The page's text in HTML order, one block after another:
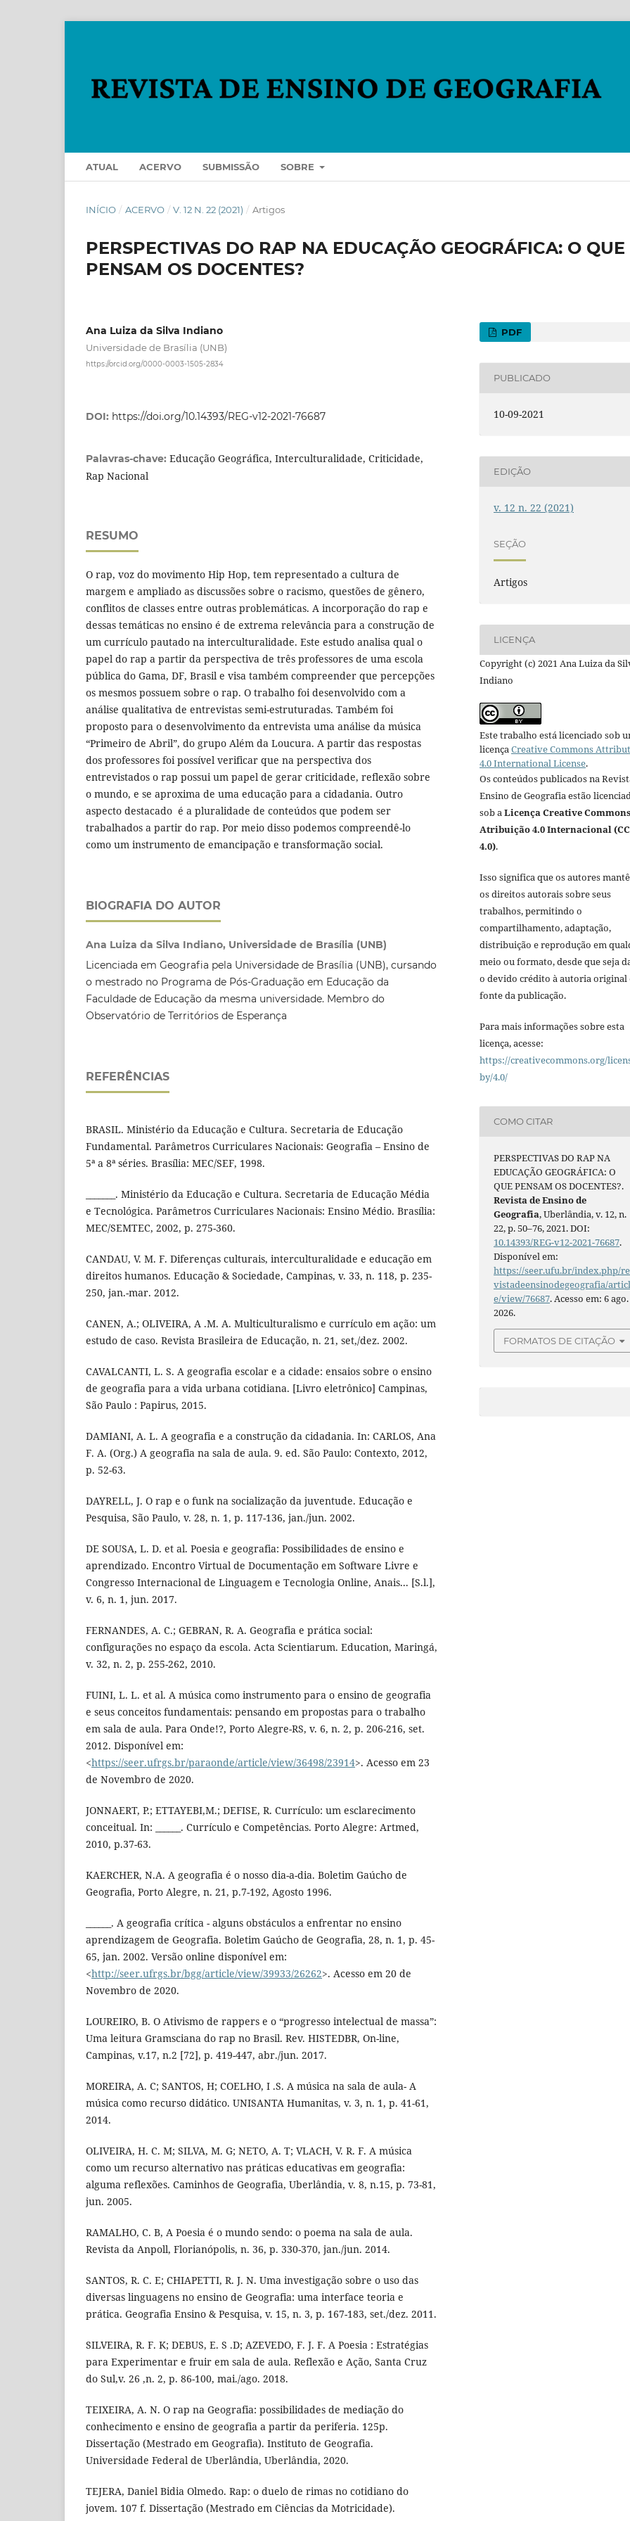
ATUAL ACERVO SUBMISSÃO SOBRE
INÍCIO / ACERVO / V. 12 N. 22 (2021) / Artigos
PERSPECTIVAS DO RAP NA EDUCAÇÃO GEOGRÁFICA: O QUE
PENSAM OS DOCENTES?
Ana Luiza da Silva Indiano
Universidade de Brasília (UNB)
https://orcid.org/0000-0003-1505-2834
DOI: https://doi.org/10.14393/REG-v12-2021-76687
Palavras-chave: Educação Geográfica, Interculturalidade, Criticidade,
Rap Nacional
RESUMO
O rap, voz do movimento Hip Hop, tem representado a cultura de
margem e ampliado as discussões sobre o racismo, questões de gênero,
conflitos de classes entre outras problemáticas. A incorporação do rap e
dessas temáticas no ensino é de extrema relevância para a construção de
um currículo pautado na interculturalidade. Este estudo analisa qual o
papel do rap a partir da perspectiva de três professores de uma escola
pública do Gama, DF, Brasil e visa também compreender que percepções
os mesmos possuem sobre o rap. O trabalho foi desenvolvido com a
análise qualitativa de entrevistas semi-estruturadas. Também foi
proposto para o desenvolvimento da entrevista uma análise da música
“Primeiro de Abril”, do grupo Além da Loucura. A partir das respostas
dos professores foi possível verificar que na perspectiva dos
entrevistados o rap possui um papel de gerar criticidade, reflexão sobre
o mundo, e se aproxima de uma educação para a cidadania. Outro
aspecto destacado é a pluralidade de conteúdos que podem ser
trabalhados a partir do rap. Por meio disso podemos compreendê-lo
como um instrumento de emancipação e transformação social.
BIOGRAFIA DO AUTOR
Ana Luiza da Silva Indiano, Universidade de Brasília (UNB)
Licenciada em Geografia pela Universidade de Brasília (UNB), cursando
o mestrado no Programa de Pós-Graduação em Educação da
Faculdade de Educação da mesma universidade. Membro do
Observatório de Territórios de Esperança
REFERÊNCIAS
BRASIL. Ministério da Educação e Cultura. Secretaria de Educação
Fundamental. Parâmetros Curriculares Nacionais: Geografia – Ensino de
5ª a 8ª séries. Brasília: MEC/SEF, 1998.
_______. Ministério da Educação e Cultura. Secretaria de Educação Média
e Tecnológica. Parâmetros Curriculares Nacionais: Ensino Médio. Brasília:
MEC/SEMTEC, 2002, p. 275-­360.
CANDAU, V. M. F. Diferenças culturais, interculturalidade e educação em
direitos humanos. Educação & Sociedade, Campinas, v. 33, n. 118, p. 235-
250, jan.-mar. 2012.
CANEN, A.; OLIVEIRA, A .M. A. Multiculturalismo e currículo em ação: um
estudo de caso. Revista Brasileira de Educação, n. 21, set,/dez. 2002.
CAVALCANTI, L. S. A geografia escolar e a cidade: ensaios sobre o ensino
de geografia para a vida urbana cotidiana. [Livro eletrônico] Campinas,
São Paulo : Papirus, 2015.
DAMIANI, A. L. A geografia e a construção da cidadania. In: CARLOS, Ana
F. A. (Org.) A geografia na sala de aula. 9. ed. São Paulo: Contexto, 2012,
p. 52-63.
DAYRELL, J. O rap e o funk na socialização da juventude. Educação e
Pesquisa, São Paulo, v. 28, n. 1, p. 117-136, jan./jun. 2002.
DE SOUSA, L. D. et al. Poesia e geografia: Possibilidades de ensino e
aprendizado. Encontro Virtual de Documentação em Software Livre e
Congresso Internacional de Linguagem e Tecnologia Online, Anais... [S.l.],
v. 6, n. 1, jun. 2017.
FERNANDES, A. C.; GEBRAN, R. A. Geografia e prática social:
configurações no espaço da escola. Acta Scientiarum. Education, Maringá,
v. 32, n. 2, p. 255-262, 2010.
FUINI, L. L. et al. A música como instrumento para o ensino de geografia
e seus conceitos fundamentais: pensando em propostas para o trabalho
em sala de aula. Para Onde!?, Porto Alegre-RS, v. 6, n. 2, p. 206-216, set.
2012. Disponível em:
<https://seer.ufrgs.br/paraonde/article/view/36498/23914>. Acesso em 23
de Novembro de 2020.
JONNAERT, P.; ETTAYEBI,M.; DEFISE, R. Currículo: um esclarecimento
conceitual. In: ______. Currículo e Competências. Porto Alegre: Artmed,
2010, p.37-63.
KAERCHER, N.A. A geografia é o nosso dia-a-dia. Boletim Gaúcho de
Geografia, Porto Alegre, n. 21, p.7-192, Agosto 1996.
______. A geografia crítica - alguns obstáculos a enfrentar no ensino
aprendizagem de Geografia. Boletim Gaúcho de Geografia, 28, n. 1, p. 45-
65, jan. 2002. Versão online disponível em:
<http://seer.ufrgs.br/bgg/article/view/39933/26262>. Acesso em 20 de
Novembro de 2020.
LOUREIRO, B. O Ativismo de rappers e o “progresso intelectual de massa”:
Uma leitura Gramsciana do rap no Brasil. Rev. HISTEDBR, On-line,
Campinas, v.17, n.2 [72], p. 419-447, abr./jun. 2017.
MOREIRA, A. C; SANTOS, H; COELHO, I .S. A música na sala de aula- A
música como recurso didático. UNISANTA Humanitas, v. 3, n. 1, p. 41-61,
2014.
OLIVEIRA, H. C. M; SILVA, M. G; NETO, A. T; VLACH, V. R. F. A música
como um recurso alternativo nas práticas educativas em geografia:
alguma reflexões. Caminhos de Geografia, Uberlândia, v. 8, n.15, p. 73-81,
jun. 2005.
RAMALHO, C. B, A Poesia é o mundo sendo: o poema na sala de aula.
Revista da Anpoll, Florianópolis, n. 36, p. 330-370, jan./jun. 2014.
SANTOS, R. C. E; CHIAPETTI, R. J. N. Uma investigação sobre o uso das
diversas linguagens no ensino de Geografia: uma interface teoria e
prática. Geografia Ensino & Pesquisa, v. 15, n. 3, p. 167-183, set./dez. 2011.
SILVEIRA, R. F. K; DEBUS, E. S .D; AZEVEDO, F. J. F. A Poesia : Estratégias
para Experimentar e fruir em sala de aula. Reflexão e Ação, Santa Cruz
do Sul,v. 26 ,n. 2, p. 86-100, mai./ago. 2018.
TEIXEIRA, A. N. O rap na Geografia: possibilidades de mediação do
conhecimento e ensino de geografia a partir da periferia. 125p.
Dissertação (Mestrado em Geografia). Instituto de Geografia.
Universidade Federal de Uberlândia, Uberlândia, 2020.
TEJERA, Daniel Bidia Olmedo. Rap: o duelo de rimas no cotidiano do
jovem. 107 f. Dissertação (Mestrado em Ciências da Motricidade).
PDF
PUBLICADO
10-09-2021
EDIÇÃO
v. 12 n. 22 (2021)
SEÇÃO
Artigos
LICENÇA
Copyright (c) 2021 Ana Luiza da
Indiano
Este trabalho está licenciado sob
licençaCreative Commons
4.0 International License.
Os conteúdos publicados na
Ensino de Geografia estão
sob aLicença Creative Commons
Atribuição 4.0 Internacional (CC
4.0).
Isso significa que os autores
os direitos autorais sobre seus
trabalhos, permitindo o
compartilhamento, adaptação,
distribuição e reprodução em
meio ou formato, desde que seja
o devido crédito à autoria original
fonte da publicação.
Para mais informações sobre esta
licença, acesse:
https://creativecommons.org/
by/4.0/
COMO CITAR
PERSPECTIVAS DO RAP NA
EDUCAÇÃO GEOGRÁFICA: O
QUE PENSAM OS DOCENTES?.
Revista de Ensino de
Geografia, Uberlândia, v. 12, n.
22, p. 50–76, 2021. DOI:
10.14393/REG-v12-2021-76687.
Disponível em:
https://seer.ufu.br/index.php/re
vistadeensinodegeografia/
e/view/76687. Acesso em: 6 ago.
2026.
FORMATOS DE CITAÇÃO